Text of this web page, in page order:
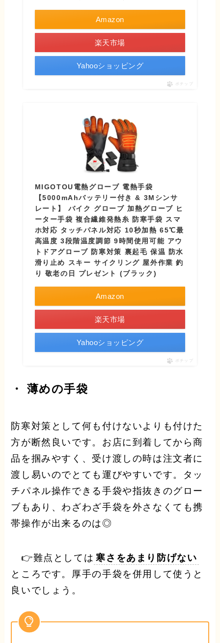
Amazon
楽天市場
Yahooショッピング
ポチップ
MIGOTOU電熱グローブ 電熱手袋
【5000mAhバッテリー付き & 3Mシンサ
レート】 バイク グローブ 加熱グローブ ヒ
ーター手袋 複合繊維発熱糸 防寒手袋 スマ
ホ対応 タッチパネル対応 10秒加熱 65℃最
高温度 3段階温度調節 9時間使用可能 アウ
トドアグローブ 防寒対策 裏起毛 保温 防水
滑り止め スキー サイクリング 屋外作業 釣
り 敬老の日 プレゼント (ブラック)
Amazon
楽天市場
Yahooショッピング
ポチップ
・ 薄めの手袋
防寒対策として何も付けないよりも付けた
方が断然良いです。お店に到着してから商
品を掴みやすく、受け渡しの時は注文者に
渡し易いのでとても運びやすいです。タッ
チパネル操作できる手袋や指抜きのグロー
ブもあり、わざわざ手袋を外さなくても携
帯操作が出来るのは◎
👉難点としては 寒さをあまり防げない
ところです。厚手の手袋を併用して使うと
良いでしょう。